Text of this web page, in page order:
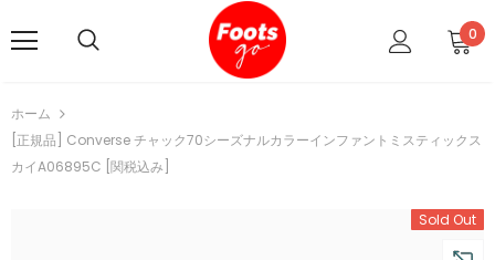
0
ホーム
[正規品] Converse チャック70シーズナルカラーインファントミスティックス
カイA06895C [関税込み]
Sold Out